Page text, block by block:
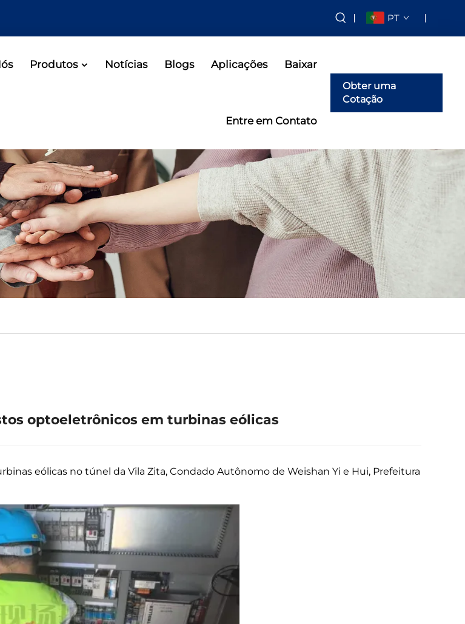
PT
Produtos Notícias Blogs Aplicações Baixar
Entre em Contato
Obter uma
Cotação
optoeletrônicos em turbinas eólicas
eólicas no túnel da Vila Zita, Condado Autônomo de Weishan Yi e Hui, Prefeitura